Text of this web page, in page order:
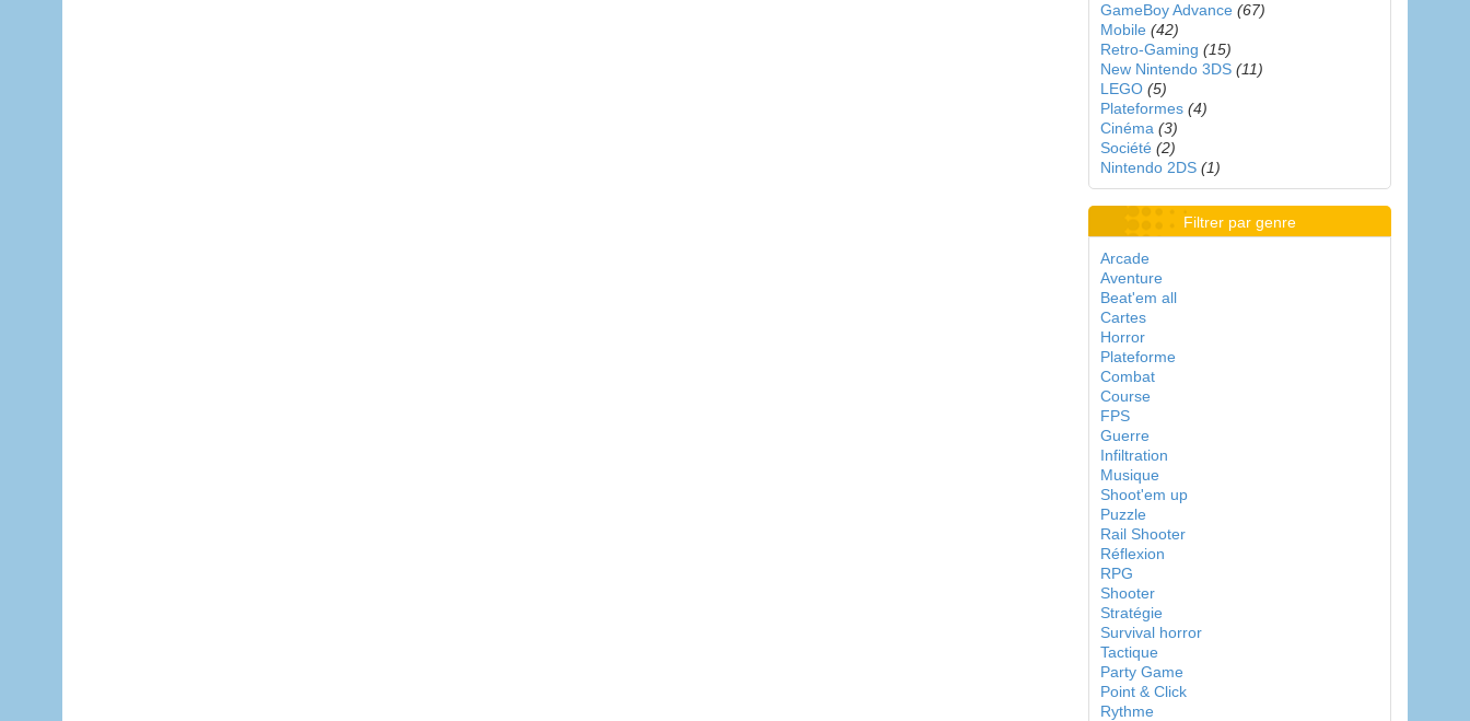
GameBoy Advance (67)
Mobile (42)
Retro-Gaming (15)
New Nintendo 3DS (11)
LEGO (5)
Plateformes (4)
Cinéma (3)
Société (2)
Nintendo 2DS (1)
Filtrer par genre
Arcade
Aventure
Beat'em all
Cartes
Horror
Plateforme
Combat
Course
FPS
Guerre
Infiltration
Musique
Shoot'em up
Puzzle
Rail Shooter
Réflexion
RPG
Shooter
Stratégie
Survival horror
Tactique
Party Game
Point & Click
Rythme